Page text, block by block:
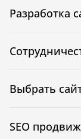
Разработка
Выбрать
SEO